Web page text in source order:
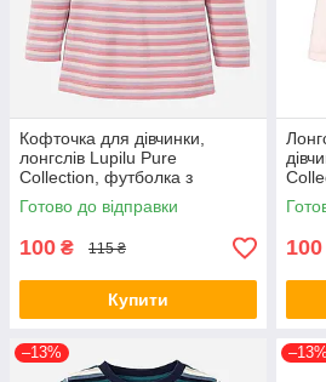
Кофточка для дівчинки,
лонгслів Lupilu Pure
Collection, футболка з
довгими рукавами, реглан
Готово до відправки
100 ₴ 115 ₴
Купити
100
–13% –13%